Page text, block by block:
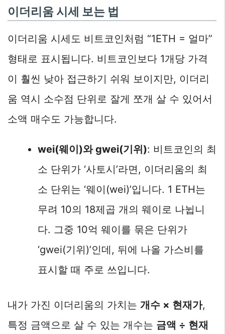
이더리움 시세 보는 법
이더리움 시세도 비트코인처럼 “1ETH = 얼마”
형태로 표시됩니다. 비트코인보다 1개당 가격
이 훨씬 낮아 접근하기 쉬워 보이지만, 이더리
움 역시 소수점 단위로 잘게 쪼개 살 수 있어서
소액 매수도 가능합니다.
wei(웨이)와 gwei(기위): 비트코인의 최
소 단위가 ‘사토시’라면, 이더리움의 최
소 단위는 ‘웨이(wei)’입니다. 1 ETH는
무려 10의 18제곱 개의 웨이로 나뉩니
다. 그중 10억 웨이를 묶은 단위가
‘gwei(기위)’인데, 뒤에 나올 가스비를
표시할 때 주로 쓰입니다.
내가 가진 이더리움의 가치는 개수 × 현재가,
특정 금액으로 살 수 있는 개수는 금액 ÷ 현재